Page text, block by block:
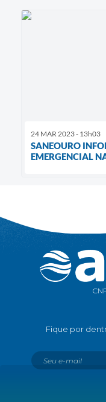
24 MAR 2023 - 13h03
SANEOURO
EMERGENCIAL